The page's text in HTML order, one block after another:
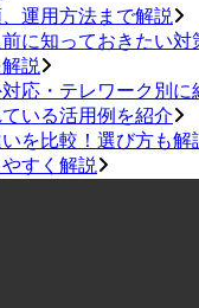
運用方法まで解説
に知っておきたい対
説
応・テレワーク別に
いる活用例を紹介
を比較！選び方も解
すく解説